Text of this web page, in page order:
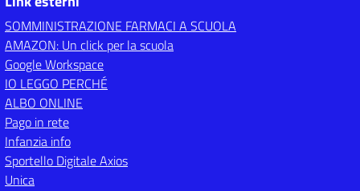
SOMMINISTRAZIONE FARMACI A SCUOLA
AMAZON: Un click per la scuola
Google Workspace
IO LEGGO PERCHÉ
ALBO ONLINE
Pago in rete
Infanzia info
Sportello Digitale Axios
Unica